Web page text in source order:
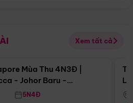
Xem tất cả
Điểm nổi bật
Mùa Thu 4N3Đ |
- Johor Baru -
5N4Đ